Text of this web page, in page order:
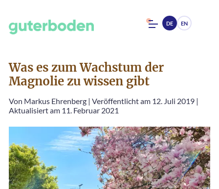
DE EN
Was es zum Wachstum der
Magnolie zu wissen gibt
Von Markus Ehrenberg | Veröffentlicht am 12. Juli 2019 |
Aktualisiert am 11. Februar 2021